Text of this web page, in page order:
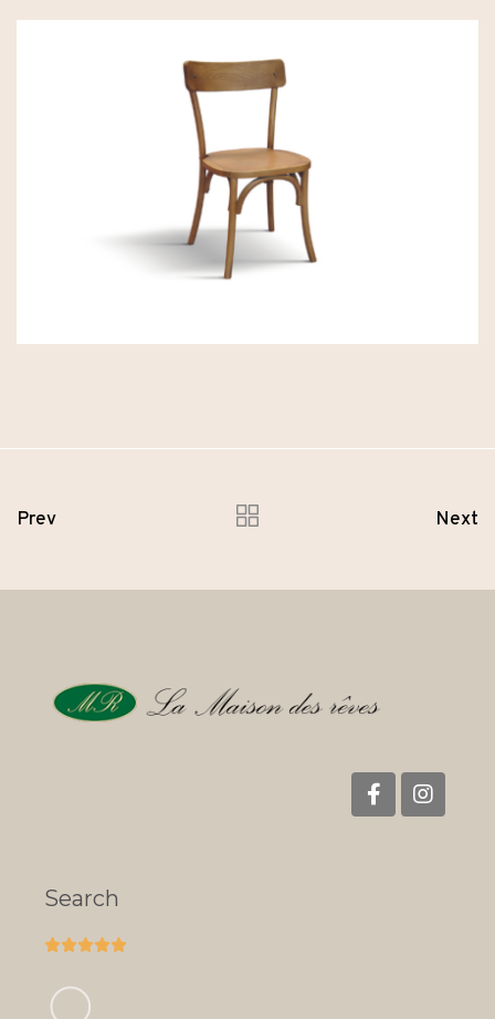
Prev Next
Search
